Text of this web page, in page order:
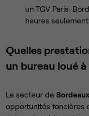
un TGV Paris-
heures seulement.
Quelles
un bureau loué
Le secteur de
opportunités foncières